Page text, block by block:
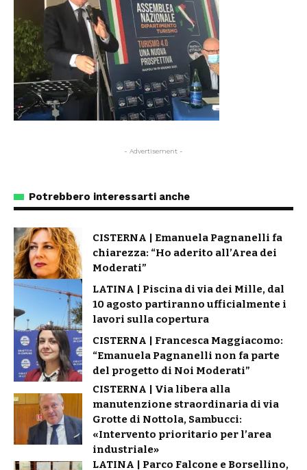
- Advertisement -
Potrebbero interessarti anche
CISTERNA | Emanuela Pagnanelli fa
chiarezza: “Ho aderito all’Area dei
Moderati”
LATINA | Piscina di via dei Mille, dal
10 agosto partiranno ufficialmente i
lavori sulla copertura
CISTERNA | Francesca Maggiacomo:
“Emanuela Pagnanelli non fa parte
del progetto di Noi Moderati”
CISTERNA | Via libera alla
manutenzione straordinaria di via
Grotte di Nottola, Sambucci:
«Intervento prioritario per l’area
industriale»
LATINA | Parco Falcone e Borsellino,